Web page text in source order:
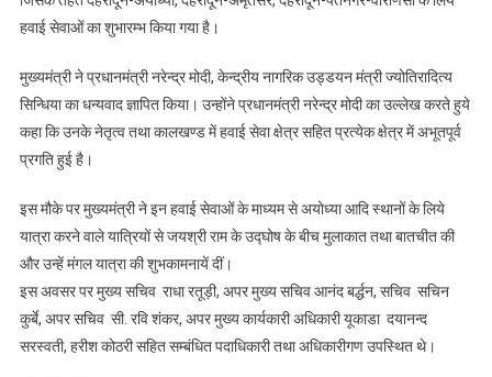
हवाई सेवाओं का शुभारम्भ किया गया है।
मुख्यमंत्री ने प्रधानमंत्री नरेन्द्र मोदी, केन्द्रीय नागरिक उड्डयन मंत्री ज्योतिरादित्य
सिन्धिया का धन्यवाद ज्ञापित किया। उन्होंने प्रधानमंत्री नरेन्द्र मोदी का उल्लेख करते हुये
कहा कि उनके नेतृत्व तथा कालखण्ड में हवाई सेवा क्षेत्र सहित प्रत्येक क्षेत्र में अभूतपूर्व
प्रगति हुई है।
इस मौके पर मुख्यमंत्री ने इन हवाई सेवाओं के माध्यम से अयोध्या आदि स्थानों के लिये
यात्रा करने वाले यात्रियों से जयश्री राम के उद्घोष के बीच मुलाकात तथा बातचीत की
और उन्हें मंगल यात्रा की शुभकामनायें दीं।
इस अवसर पर मुख्य सचिव राधा रतूड़ी, अपर मुख्य सचिव आनंद बर्द्धन, सचिव सचिन
कुर्बे, अपर सचिव सी. रवि शंकर, अपर मुख्य कार्यकारी अधिकारी यूकाडा दयानन्द
सरस्वती, हरीश कोठरी सहित सम्बंधित पदाधिकारी तथा अधिकारीगण उपस्थित थे।